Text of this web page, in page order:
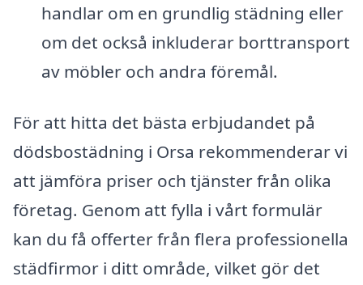
handlar om en grundlig städning eller
om det också inkluderar borttransport
av möbler och andra föremål.
För att hitta det bästa erbjudandet på
dödsbostädning i Orsa rekommenderar vi
att jämföra priser och tjänster från olika
företag. Genom att fylla i vårt formulär
kan du få offerter från flera professionella
städfirmor i ditt område, vilket gör det